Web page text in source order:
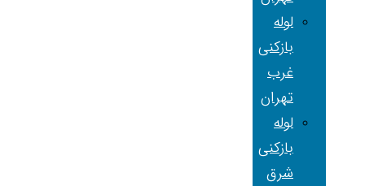
لوله
بازکنی
غرب
تهران
لوله
بازکنی
شرق